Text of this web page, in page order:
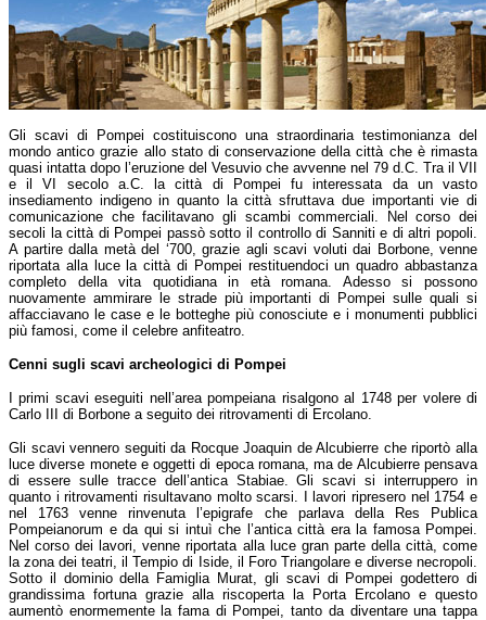
Gli scavi di Pompei costituiscono una straordinaria testimonianza del
mondo antico grazie allo stato di conservazione della città che è rimasta
quasi intatta dopo l’eruzione del Vesuvio che avvenne nel 79 d.C. Tra il VII
e il VI secolo a.C. la città di Pompei fu interessata da un vasto
insediamento indigeno in quanto la città sfruttava due importanti vie di
comunicazione che facilitavano gli scambi commerciali. Nel corso dei
secoli la città di Pompei passò sotto il controllo di Sanniti e di altri popoli.
A partire dalla metà del ‘700, grazie agli scavi voluti dai Borbone, venne
riportata alla luce la città di Pompei restituendoci un quadro abbastanza
completo della vita quotidiana in età romana. Adesso si possono
nuovamente ammirare le strade più importanti di Pompei sulle quali si
affacciavano le case e le botteghe più conosciute e i monumenti pubblici
più famosi, come il celebre anfiteatro.
Cenni sugli scavi archeologici di Pompei
I primi scavi eseguiti nell’area pompeiana risalgono al 1748 per volere di
Carlo III di Borbone a seguito dei ritrovamenti di Ercolano.
Gli scavi vennero seguiti da Rocque Joaquin de Alcubierre che riportò alla
luce diverse monete e oggetti di epoca romana, ma de Alcubierre pensava
di essere sulle tracce dell’antica Stabiae. Gli scavi si interruppero in
quanto i ritrovamenti risultavano molto scarsi. I lavori ripresero nel 1754 e
nel 1763 venne rinvenuta l’epigrafe che parlava della Res Publica
Pompeianorum e da qui si intuì che l’antica città era la famosa Pompei.
Nel corso dei lavori, venne riportata alla luce gran parte della città, come
la zona dei teatri, il Tempio di Iside, il Foro Triangolare e diverse necropoli.
Sotto il dominio della Famiglia Murat, gli scavi di Pompei godettero di
grandissima fortuna grazie alla riscoperta la Porta Ercolano e questo
aumentò enormemente la fama di Pompei, tanto da diventare una tappa